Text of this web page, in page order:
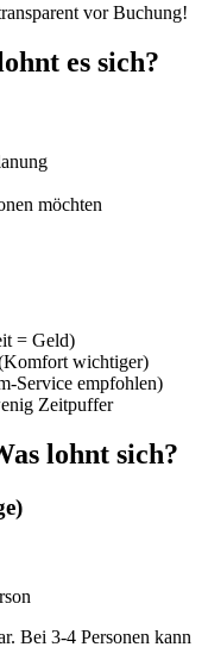
vor Buchung!
es sich?
möchten
= Geld)
wichtiger)
Service empfohlen)
Zeitpuffer
lohnt sich?
Bei 3-4 Personen kann